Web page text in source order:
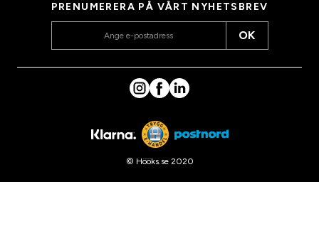
PRENUMERERA PÅ VÅRT NYHETSBREV
OK
© Hööks.se 2020